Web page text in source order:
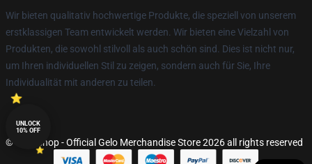
Wir bieten qualitativ hochwertige Produkte, die speziell von unserem
erstklassigen Team entwickelt werden. Wir bieten eine Vielzahl von
Produkten, die sowohl stilvoll als auch schön sind. Dies ist nicht nur,
um Ihren individuellen Stil zu zeigen, sondern auch für Sie, Ihre
Individualität mit anderen zu teilen.
© Gelo Shop - Official Gelo Merchandise Store 2026 all rights reserved
UNLOCK
10% OFF